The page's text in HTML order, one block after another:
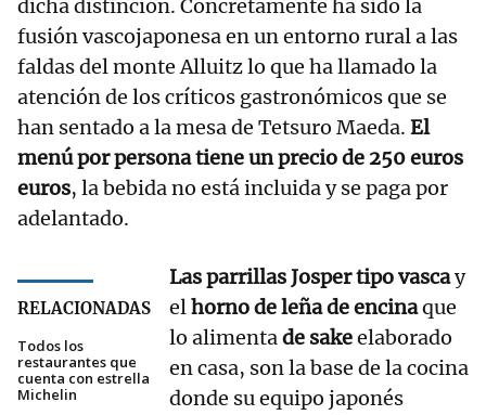
dicha distinción. Concretamente ha sido la
fusión vascojaponesa en un entorno rural a las
faldas del monte Alluitz lo que ha llamado la
atención de los críticos gastronómicos que se
han sentado a la mesa de Tetsuro Maeda. El
menú por persona tiene un precio de 250 euros
euros, la bebida no está incluida y se paga por
adelantado.
RELACIONADAS
Todos los
restaurantes que
cuenta con estrella
Michelin
Las parrillas Josper tipo vascay
elhorno de leña de encinaque
lo alimentade sakeelaborado
en casa, son la base de la cocina
donde su equipo japonés